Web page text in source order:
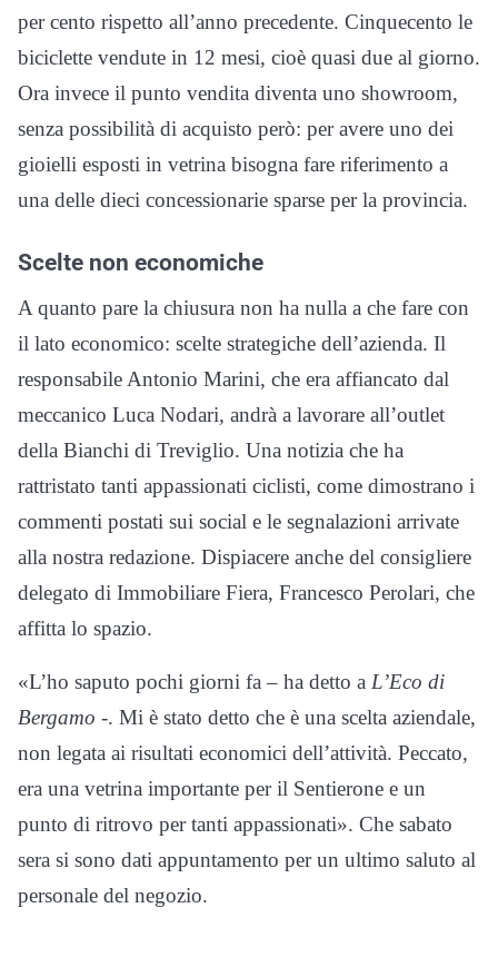
per cento rispetto all’anno precedente. Cinquecento le
biciclette vendute in 12 mesi, cioè quasi due al giorno.
Ora invece il punto vendita diventa uno showroom,
senza possibilità di acquisto però: per avere uno dei
gioielli esposti in vetrina bisogna fare riferimento a
una delle dieci concessionarie sparse per la provincia.
Scelte non economiche
A quanto pare la chiusura non ha nulla a che fare con
il lato economico: scelte strategiche dell’azienda. Il
responsabile Antonio Marini, che era affiancato dal
meccanico Luca Nodari, andrà a lavorare all’outlet
della Bianchi di Treviglio. Una notizia che ha
rattristato tanti appassionati ciclisti, come dimostrano i
commenti postati sui social e le segnalazioni arrivate
alla nostra redazione. Dispiacere anche del consigliere
delegato di Immobiliare Fiera, Francesco Perolari, che
affitta lo spazio.
«L’ho saputo pochi giorni fa – ha detto a L’Eco di
Bergamo -. Mi è stato detto che è una scelta aziendale,
non legata ai risultati economici dell’attività. Peccato,
era una vetrina importante per il Sentierone e un
punto di ritrovo per tanti appassionati». Che sabato
sera si sono dati appuntamento per un ultimo saluto al
personale del negozio.